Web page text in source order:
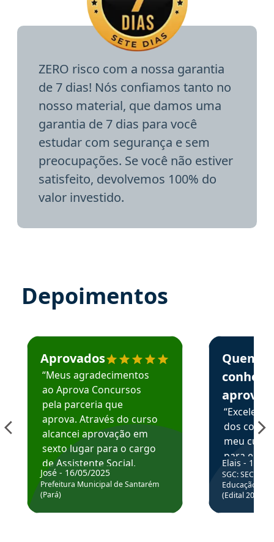
ZERO risco com a nossa garantia
de 7 dias! Nós confiamos tanto no
nosso material, que damos uma
garantia de 7 dias para você
estudar com segurança e sem
preocupações. Se você não estiver
satisfeito, devolvemos 100% do
valor investido.
Depoimentos
Estudante José recomenda o Aprova Concursos em
Aprovados
“Meus agradecimentos
ao Aprova Concursos
pela parceria que
aprova. Através do curso
alcancei aprovação em
sexto lugar para o cargo
de Assistente Social.
Hoje estou atuando na
Prefeitura de Santarém.
José - 16/05/2025
Prefeitura Municipal de Santarém
(Pará)
Estudante
Quem
aprova
dos
meu
para
colocar
através
de
Elais - 15/
SGC: SEC BA
Educação
(Edital